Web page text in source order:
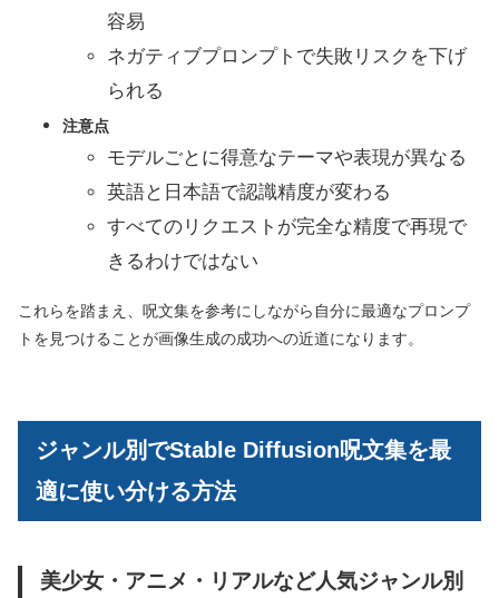
容易
ネガティブプロンプトで失敗リスクを下げ
られる
注意点
モデルごとに得意なテーマや表現が異なる
英語と日本語で認識精度が変わる
すべてのリクエストが完全な精度で再現で
きるわけではない
これらを踏まえ、呪文集を参考にしながら自分に最適なプロンプ
トを見つけることが画像生成の成功への近道になります。
ジャンル別でStable Diffusion呪文集を最
適に使い分ける方法
美少女・アニメ・リアルなど人気ジャンル別